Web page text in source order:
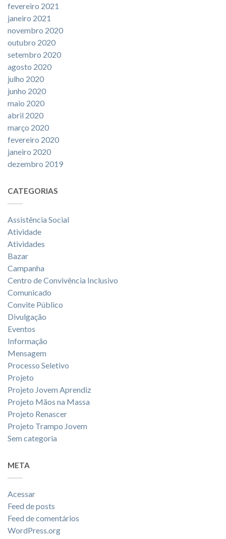
fevereiro 2021
janeiro 2021
novembro 2020
outubro 2020
setembro 2020
agosto 2020
julho 2020
junho 2020
maio 2020
abril 2020
março 2020
fevereiro 2020
janeiro 2020
dezembro 2019
CATEGORIAS
Assistência Social
Atividade
Atividades
Bazar
Campanha
Centro de Convivência Inclusivo
Comunicado
Convite Público
Divulgação
Eventos
Informação
Mensagem
Processo Seletivo
Projeto
Projeto Jovem Aprendiz
Projeto Mãos na Massa
Projeto Renascer
Projeto Trampo Jovem
Sem categoria
META
Acessar
Feed de posts
Feed de comentários
WordPress.org